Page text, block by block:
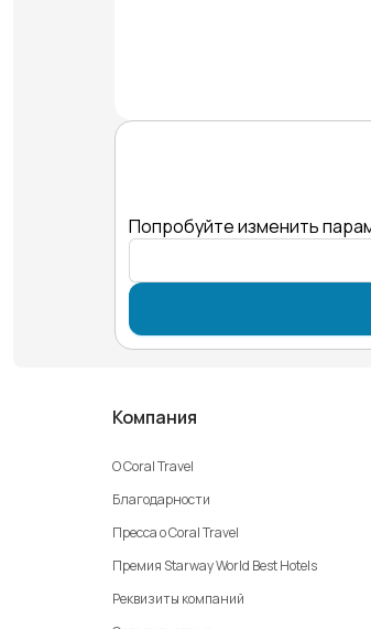
Попробуйте изменить
Компания
О Coral Travel
Благодарности
Пресса о Coral Travel
Премия Starway World Best Hotels
Реквизиты компаний